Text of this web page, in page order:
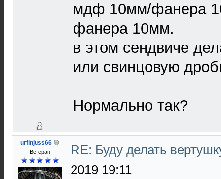
мдф 10мм/фанера
фанера 10мм.
в этом сендвиче
или свинцовую
Нормально так?
urfinjuss66
Ветеран
RE: Буду делать
2019 19:11